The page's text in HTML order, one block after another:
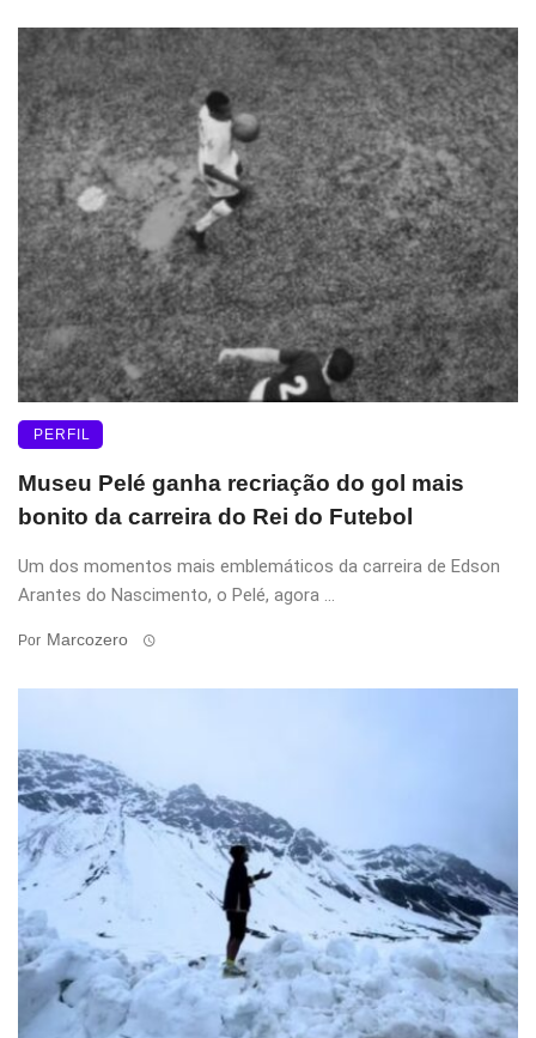
PERFIL
Museu Pelé ganha recriação do gol mais
bonito da carreira do Rei do Futebol
Um dos momentos mais emblemáticos da carreira de Edson
Arantes do Nascimento, o Pelé, agora ...
Por Marcozero